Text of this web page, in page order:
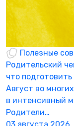
Полезные
Родительский
что
Август во
в интенсивный
Родители…